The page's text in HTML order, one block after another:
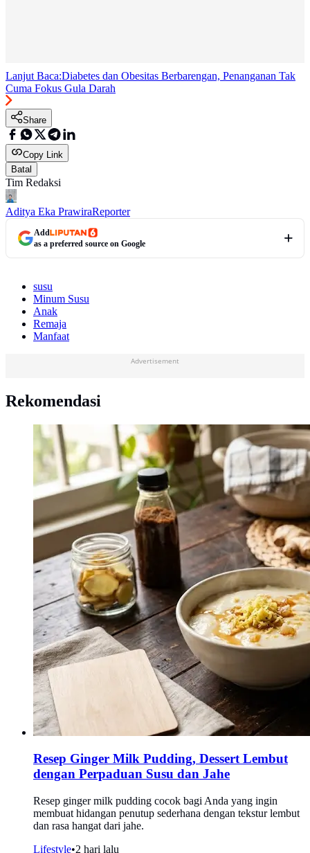
Lanjut Baca:Diabetes dan Obesitas Berbarengan, Penanganan Tak
Cuma Fokus Gula Darah
Share
Copy Link
Batal
Tim Redaksi
Aditya Eka PrawiraReporter
Add
as a preferred source on Google
susu
Minum Susu
Anak
Remaja
Manfaat
Advertisement
Rekomendasi
Resep Ginger Milk Pudding, Dessert Lembut
dengan Perpaduan Susu dan Jahe
Resep ginger milk pudding cocok bagi Anda yang ingin
membuat hidangan penutup sederhana dengan tekstur lembut
dan rasa hangat dari jahe.
Lifestyle•2 hari lalu